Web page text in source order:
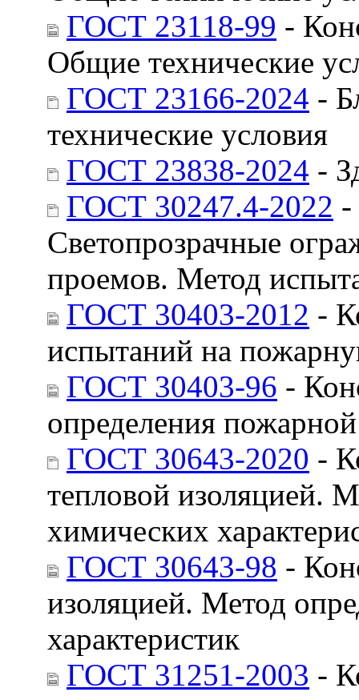
ГОСТ 23118-99 -
Общие технические
ГОСТ 23166-2024 -
технические условия
ГОСТ 23838-2024 -
ГОСТ 30247.4-2022 -
Светопрозрачные
проемов. Метод
ГОСТ 30403-2012 -
испытаний на
ГОСТ 30403-96 -
определения
ГОСТ 30643-2020 -
тепловой изоляцией.
химических
ГОСТ 30643-98 -
изоляцией. Метод
характеристик
ГОСТ 31251-2003 -